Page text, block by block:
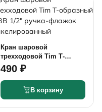
Кран шаровой
трехходовой Tim Т-
образный ВВВ 1/2" ручка-
флажок никелированный
490 ₽
В корзину